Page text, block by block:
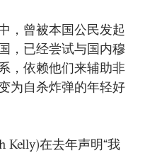
，曾被本国公民发起
，已经尝试与国内穆
，依赖他们来辅助非
为自杀炸弹的年轻好
Kelly)在去年声明“我